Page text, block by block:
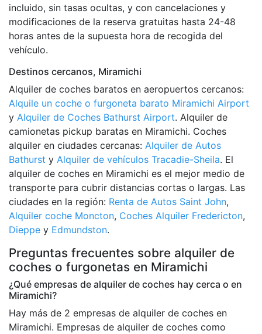
incluido, sin tasas ocultas, y con cancelaciones y
modificaciones de la reserva gratuitas hasta 24-48
horas antes de la supuesta hora de recogida del
vehículo.
Destinos cercanos, Miramichi
Alquiler de coches baratos en aeropuertos cercanos:
Alquile un coche o furgoneta barato Miramichi Airport
y Alquiler de Coches Bathurst Airport. Alquiler de
camionetas pickup baratas en Miramichi. Coches
alquiler en ciudades cercanas: Alquiler de Autos
Bathurst y Alquiler de vehículos Tracadie-Sheila. El
alquiler de coches en Miramichi es el mejor medio de
transporte para cubrir distancias cortas o largas. Las
ciudades en la región: Renta de Autos Saint John,
Alquiler coche Moncton, Coches Alquiler Fredericton,
Dieppe y Edmundston.
Preguntas frecuentes sobre alquiler de
coches o furgonetas en Miramichi
¿Qué empresas de alquiler de coches hay cerca o en
Miramichi?
Hay más de 2 empresas de alquiler de coches en
Miramichi. Empresas de alquiler de coches como